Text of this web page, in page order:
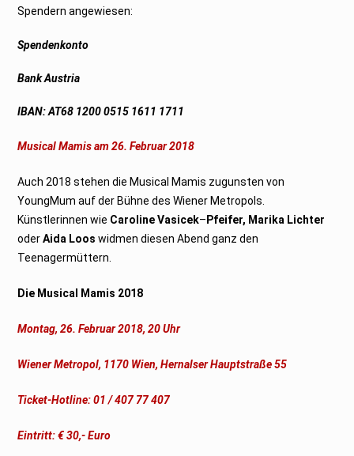
Spendern angewiesen:
Spendenkonto
Bank Austria
IBAN: AT68 1200 0515 1611 1711
Musical Mamis am 26. Februar 2018
Auch 2018 stehen die Musical Mamis zugunsten von
YoungMum auf der Bühne des Wiener Metropols.
Künstlerinnen wie Caroline Vasicek– Pfeifer, Marika Lichter
oderAida Loos widmen diesen Abend ganz den
Teenagermüttern.
Die Musical Mamis 2018
Montag, 26. Februar 2018, 20 Uhr
Wiener Metropol, 1170 Wien, Hernalser Hauptstraße 55
Ticket-Hotline: 01 / 407 77 407
Eintritt: € 30,- Euro